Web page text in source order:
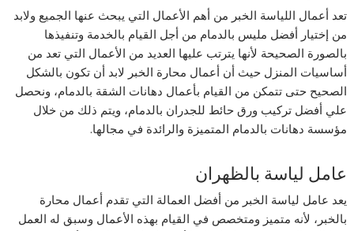
تعد أعمال اللياسة الخبر من أهم الأعمال التي يبحث عنها الجميع ولابد
من إختيار أفضل مليس بالدمام من أجل القيام بالخدمة وتنفيذها
بالصورة الصحيحة لأنها يترتب عليها العديد من الأعمال التي تعد من
أساسيات المنزل حيث أن أعمال محارة الخبر لابد أن تكون بالشكل
الصحيح حتى تتمكن من القيام بأعمال دهانات الشقة بالدمام، ونحصل
علي أفضل تركيب ورق حائط للجدران بالدمام، ويتم ذلك من خلال
مؤسسة دهانات بالدمام المتميزة والرائدة في مجالها.
عامل لياسة بالظهران
يعد عامل لياسة الخبر من أفضل العمالة التي تقدم أعمال محارة
بالخبر، لأنه متميز ومتخصص في القيام بهذه الأعمال وسبق له العمل